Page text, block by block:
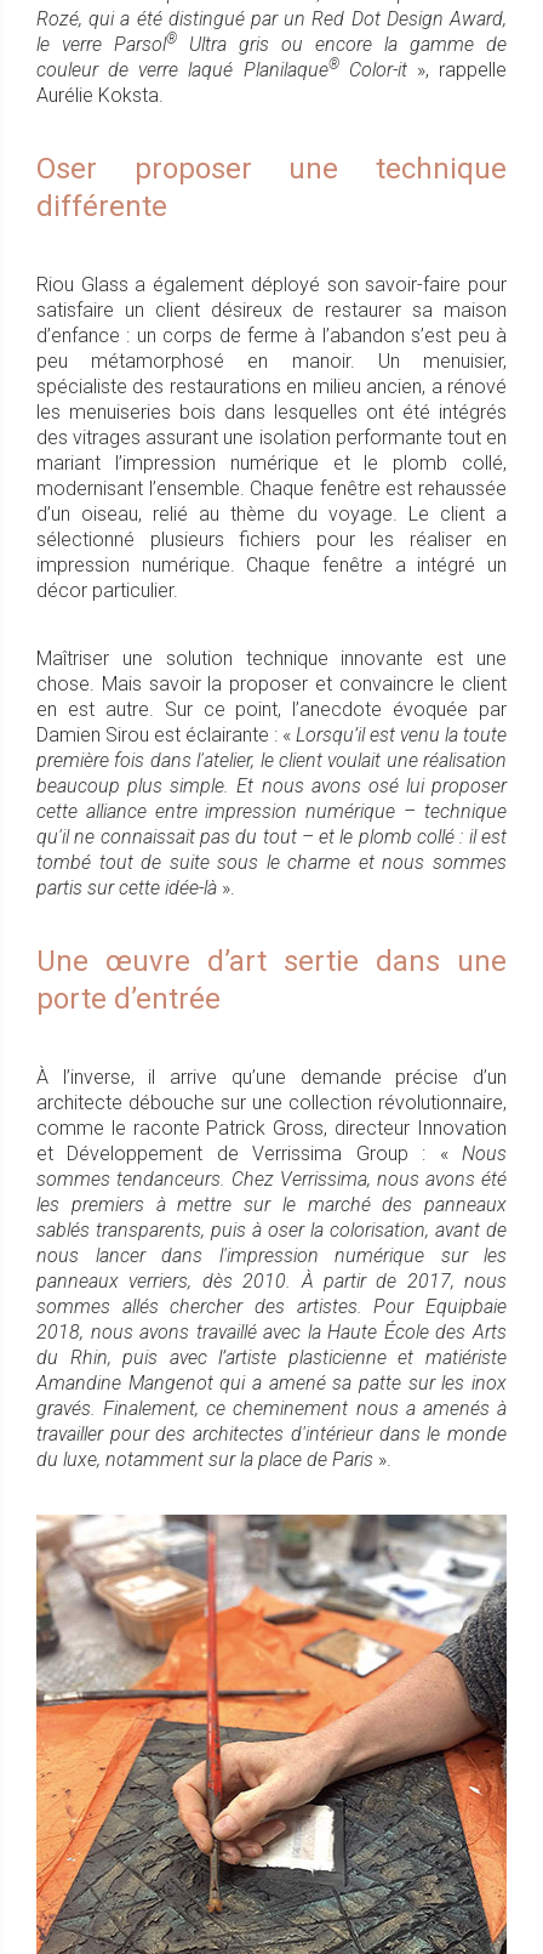
Rozé, qui a été distingué par un Red Dot Design Award,
le verre Parsol®
Ultra gris ou encore la gamme de
couleur de verre laqué Planilaque®Color-it », rappelle
Aurélie Koksta.
Oser proposer une technique
différente
Riou Glass a également déployé son savoir-faire pour
satisfaire un client désireux de restaurer sa maison
d’enfance : un corps de ferme à l’abandon s’est peu à
peu métamorphosé en manoir. Un menuisier,
spécialiste des restaurations en milieu ancien, a rénové
les menuiseries bois dans lesquelles ont été intégrés
des vitrages assurant une isolation performante tout en
mariant l’impression numérique et le plomb collé,
modernisant l’ensemble. Chaque fenêtre est rehaussée
d’un oiseau, relié au thème du voyage. Le client a
sélectionné plusieurs fichiers pour les réaliser en
impression numérique. Chaque fenêtre a intégré un
décor particulier.
Maîtriser une solution technique innovante est une
chose. Mais savoir la proposer et convaincre le client
en est autre. Sur ce point, l’anecdote évoquée par
Damien Sirou est éclairante : « Lorsqu’il est venu la toute
première fois dans l'atelier, le client voulait une réalisation
beaucoup plus simple. Et nous avons osé lui proposer
cette alliance entre impression numérique – technique
qu'il ne connaissait pas du tout – et le plomb collé : il est
tombé tout de suite sous le charme et nous sommes
partis sur cette idée-là ».
Une œuvre d’art sertie dans une
porte d’entrée
À l’inverse, il arrive qu’une demande précise d’un
architecte débouche sur une collection révolutionnaire,
comme le raconte Patrick Gross, directeur Innovation
et Développement de Verrissima Group : « Nous
sommes tendanceurs. Chez Verrissima, nous avons été
les premiers à mettre sur le marché des panneaux
sablés transparents, puis à oser la colorisation, avant de
nous lancer dans l'impression numérique sur les
panneaux verriers, dès 2010. À partir de 2017, nous
sommes allés chercher des artistes. Pour Equipbaie
2018, nous avons travaillé avec la Haute École des Arts
du Rhin, puis avec l’artiste plasticienne et matiériste
Amandine Mangenot qui a amené sa patte sur les inox
gravés. Finalement, ce cheminement nous a amenés à
travailler pour des architectes d'intérieur dans le monde
du luxe, notamment sur la place de Paris ».